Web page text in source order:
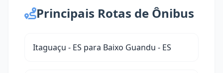
Principais Rotas de Ônibus
Itaguaçu - ES para Baixo Guandu - ES